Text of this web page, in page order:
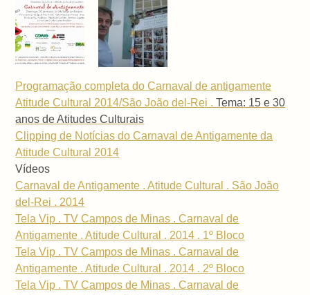
Programação completa do Carnaval de antigamente
Atitude Cultural 2014/São João del-Rei .Tema: 15 e 30
anos de Atitudes Culturais
Clipping de Notícias do Carnaval de Antigamente da
Atitude Cultural 2014
Vídeos
Carnaval de Antigamente . Atitude Cultural . São João
del-Rei . 2014
Tela Vip . TV Campos de Minas . Carnaval de
Antigamente . Atitude Cultural . 2014 . 1º Bloco
Tela Vip . TV Campos de Minas . Carnaval de
Antigamente . Atitude Cultural . 2014 . 2º Bloco
Tela Vip . TV Campos de Minas . Carnaval de